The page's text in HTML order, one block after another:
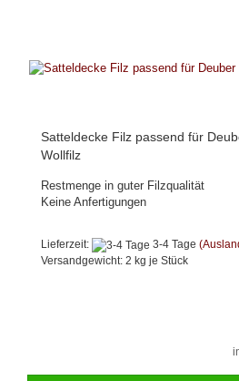
Satteldecke Filz passend für
Wollfilz
Restmenge in guter Filzqualität
Keine Anfertigungen
Lieferzeit: 3-4 Tage
Versandgewicht: 2 kg je Stück